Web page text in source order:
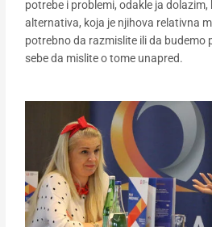
potrebe i problemi, odakle ja dolazim,
alternativa, koja je njihova relativna
potrebno da razmislite ili da budemo
sebe da mislite o tome unapred.